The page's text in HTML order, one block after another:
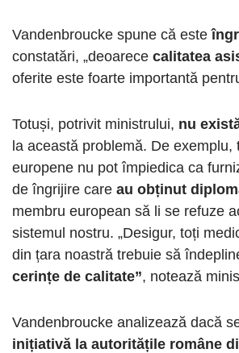
Vandenbroucke spune că este
constatări, „deoarece calitatea
oferite este foarte importantă
Totuși, potrivit ministrului, nu
la această problemă. De exemplu,
europene nu pot împiedica ca
de îngrijire care au obținut
membru european să li se refuze
sistemul nostru. „Desigur, toți
din țara noastră trebuie să
cerințe de calitate”, notează
Vandenbroucke analizează dacă
inițiativă la autoritățile române